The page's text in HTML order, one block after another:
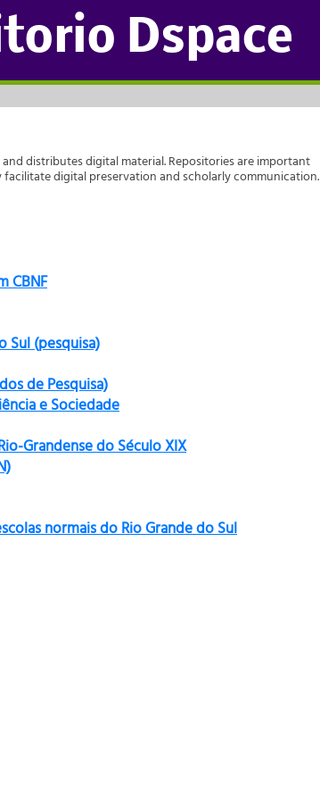
Dspace
distributes digital material. Repositories are important
digital preservation and scholarly communication.
CBNF
Sul (pesquisa)
de Pesquisa)
e Sociedade
Grandense do Século XIX
normais do Rio Grande do Sul